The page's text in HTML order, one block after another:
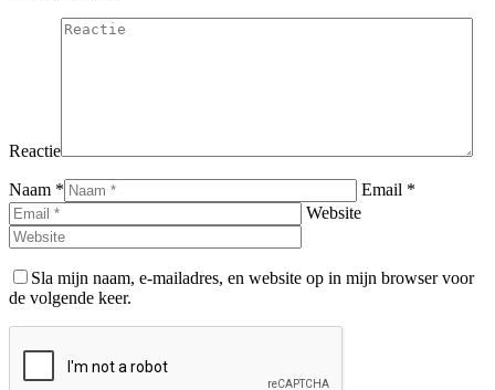
Reactie
Naam *
Email *
Website
Sla mijn naam, e-mailadres, en website op in mijn browser voor
de volgende keer.